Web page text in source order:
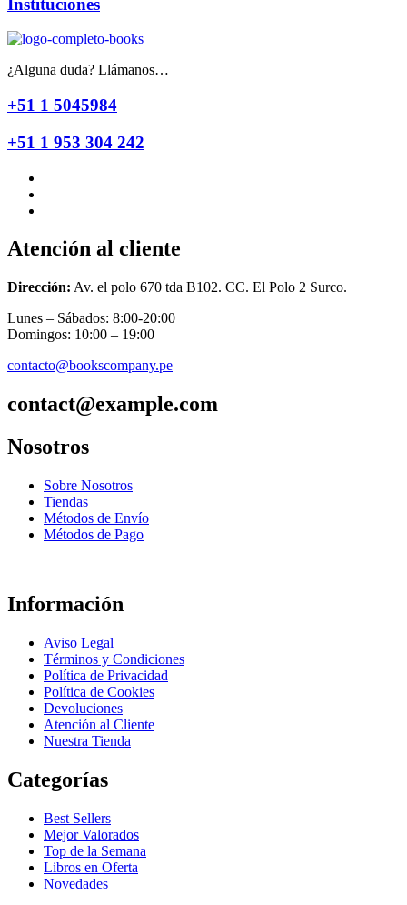
¿Alguna duda? Llámanos…
+51 1 5045984
+51 1 953 304 242
Atención al cliente
Dirección: Av. el polo 670 tda B102. CC. El Polo 2 Surco.
Lunes – Sábados: 8:00-20:00
Domingos: 10:00 – 19:00
contacto@bookscompany.pe
contact@example.com
Nosotros
Sobre Nosotros
Tiendas
Métodos de Envío
Métodos de Pago
Información
Aviso Legal
Términos y Condiciones
Política de Privacidad
Política de Cookies
Devoluciones
Atención al Cliente
Nuestra Tienda
Categorías
Best Sellers
Mejor Valorados
Top de la Semana
Libros en Oferta
Novedades